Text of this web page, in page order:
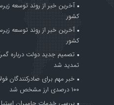
آخرین خبر از روند توسعه
کشور
آخرین خبر از روند توسعه
کشور
تصمیم جدید دولت درباره
تمدید شد
خبر مهم برای صادرکنندگان
۱۰۰ درصدی ارز مشخص شد